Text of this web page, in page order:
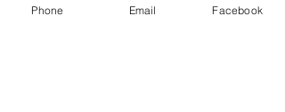
Phone Email Facebook